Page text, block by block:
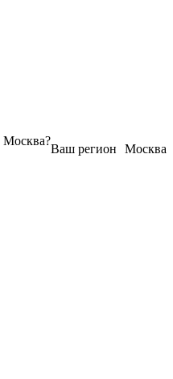
Москва
Ваш регион
Москва?